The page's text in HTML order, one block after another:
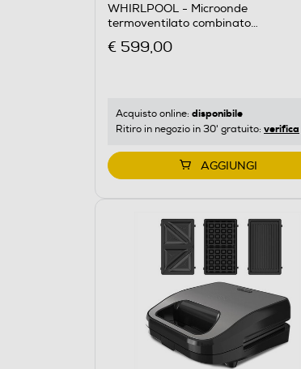
WHIRLPOOL - Microonde
termoventilato combinato
€ 599,00
Acquisto online: disponibile
Ritiro in negozio in 30' gratuito: verifica
AGGIUNGI